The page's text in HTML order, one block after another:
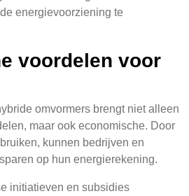
energievoorziening te
voordelen voor
omvormers brengt niet alleen
maar ook economische. Door
kunnen bedrijven en
op hun energierekening.
initiatieven en subsidies